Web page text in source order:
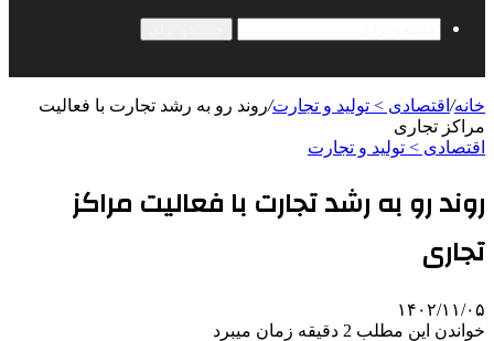
خانه/ اقتصادی > تولید و تجارت/روند رو به رشد تجارت با فعالیت
مراکز تجاری
اقتصادی > تولید و تجارت
روند رو به رشد تجارت با فعالیت مراکز
تجاری
۱۴۰۲/۱۱/۰۵
خواندن این مطلب 2 دقیقه زمان میبرد